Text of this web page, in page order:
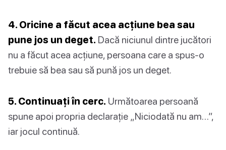
4. Oricine a făcut acea acțiune bea sau
pune jos un deget. Dacă niciunul dintre jucători
nu a făcut acea acțiune, persoana care a spus-o
trebuie să bea sau să pună jos un deget.
5. Continuați în cerc. Următoarea persoană
spune apoi propria declarație „Niciodată nu am…”,
iar jocul continuă.